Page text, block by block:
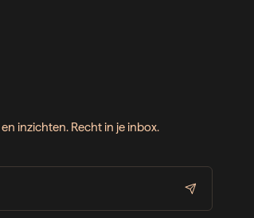
inzichten. Recht in je inbox.